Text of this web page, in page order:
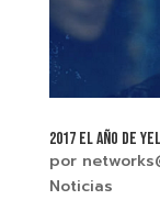
2017 El año de
por
Noticias